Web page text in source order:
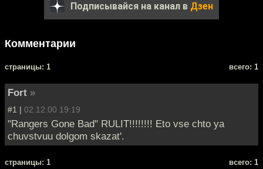
Подписывайся на канал в Дзен
Комментарии
cтраницы: 1 всего: 1
Fort »
#1 | 02.12.00 19:19
"Rangers Gone Bad" RULIT!!!!!!!! Eto vse chto ya
chuvstvuu dolgom skazat'.
cтраницы: 1 всего: 1